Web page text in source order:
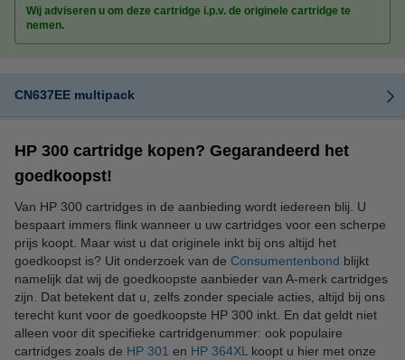
Wij adviseren u om deze cartridge i.p.v. de originele cartridge te
nemen.
CN637EE multipack
HP 300 cartridge kopen? Gegarandeerd het
goedkoopst!
Van HP 300 cartridges in de aanbieding wordt iedereen blij. U
bespaart immers flink wanneer u uw cartridges voor een scherpe
prijs koopt. Maar wist u dat originele inkt bij ons altijd het
goedkoopst is? Uit onderzoek van de Consumentenbond blijkt
namelijk dat wij de goedkoopste aanbieder van A-merk cartridges
zijn. Dat betekent dat u, zelfs zonder speciale acties, altijd bij ons
terecht kunt voor de goedkoopste HP 300 inkt. En dat geldt niet
alleen voor dit specifieke cartridgenummer: ook populaire
cartridges zoals de HP 301 en HP 364XL koopt u hier met onze